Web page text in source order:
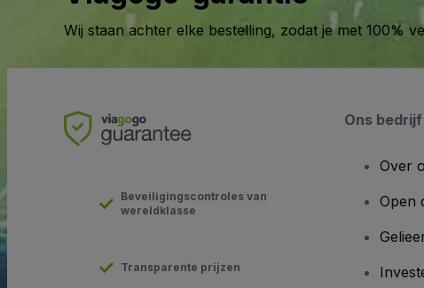
Wij staan achter elke bestelling, zodat je met 100%
Beveiligingscontroles van
wereldklasse
Transparente prijzen
Ons bedrijf
Over
Open